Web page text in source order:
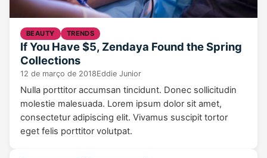
BEAUTY TRENDS
If You Have $5, Zendaya Found the Spring
Collections
12 de março de 2018Eddie Junior
Nulla porttitor accumsan tincidunt. Donec sollicitudin
molestie malesuada. Lorem ipsum dolor sit amet,
consectetur adipiscing elit. Vivamus suscipit tortor
eget felis porttitor volutpat.